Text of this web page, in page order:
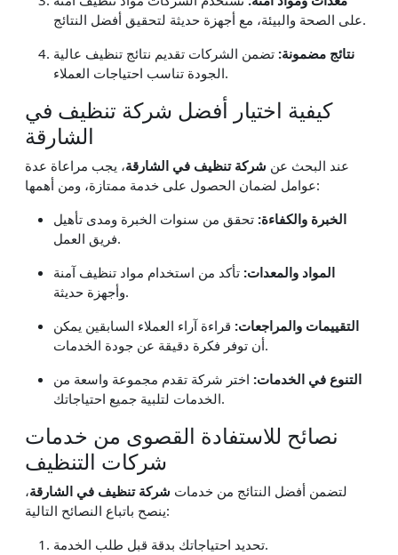
على الصحة والبيئة، مع أجهزة حديثة لتحقيق أفضل النتائج.
نتائج مضمونة: تضمن الشركات تقديم نتائج تنظيف عالية
الجودة تناسب احتياجات العملاء.
كيفية اختيار أفضل شركة تنظيف في
الشارقة
عند البحث عن شركة تنظيف في الشارقة، يجب مراعاة عدة
عوامل لضمان الحصول على خدمة ممتازة، ومن أهمها:
الخبرة والكفاءة: تحقق من سنوات الخبرة ومدى تأهيل
فريق العمل.
المواد والمعدات: تأكد من استخدام مواد تنظيف آمنة
وأجهزة حديثة.
التقييمات والمراجعات: قراءة آراء العملاء السابقين يمكن
أن توفر فكرة دقيقة عن جودة الخدمات.
التنوع في الخدمات: اختر شركة تقدم مجموعة واسعة من
الخدمات لتلبية جميع احتياجاتك.
نصائح للاستفادة القصوى من خدمات
شركات التنظيف
لتضمن أفضل النتائج من خدمات شركة تنظيف في الشارقة،
ينصح باتباع النصائح التالية:
تحديد احتياجاتك بدقة قبل طلب الخدمة.